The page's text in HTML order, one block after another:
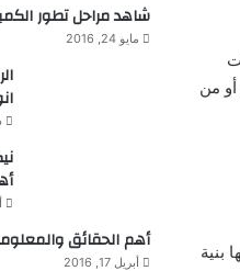
أو من
بنية
شاهد مراحل تطور
مايو 24, 2016
أهم
أهم الحقائق
أبريل 17, 2016